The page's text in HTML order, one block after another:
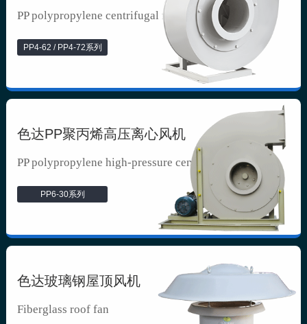
PP polypropylene centrifugal fan
PP4-62 / PP4-72系列
色达PP聚丙烯高压离心风机
PP polypropylene high-pressure cen...
PP6-30系列
色达玻璃钢屋顶风机
Fiberglass roof fan